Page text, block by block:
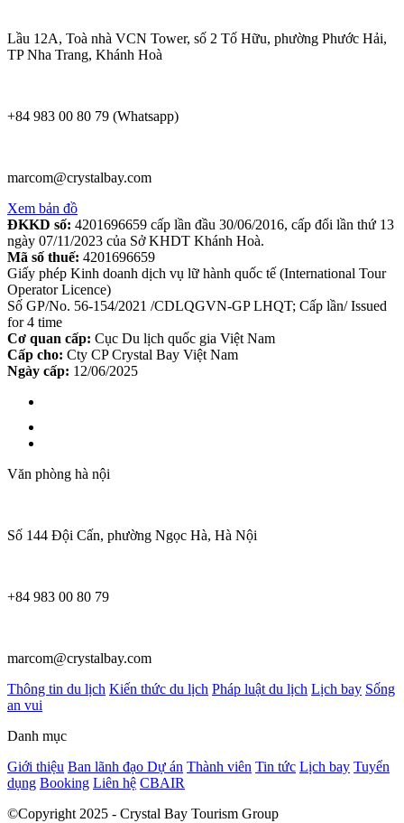
Lầu 12A, Toà nhà VCN Tower, số 2 Tố Hữu, phường Phước Hải,
TP Nha Trang, Khánh Hoà
+84 983 00 80 79 (Whatsapp)
marcom@crystalbay.com
Xem bản đồ
ĐKKD số: 4201696659 cấp lần đầu 30/06/2016, cấp đổi lần thứ 13
ngày 07/11/2023 của Sở KHDT Khánh Hoà.
Mã số thuế: 4201696659
Giấy phép Kinh doanh dịch vụ lữ hành quốc tế (International Tour
Operator Licence)
Số GP/No. 56-154/2021 /CDLQGVN-GP LHQT; Cấp lần/ Issued
for 4 time
Cơ quan cấp: Cục Du lịch quốc gia Việt Nam
Cấp cho: Cty CP Crystal Bay Việt Nam
Ngày cấp: 12/06/2025
Văn phòng hà nội
Số 144 Đội Cấn, phường Ngọc Hà, Hà Nội
+84 983 00 80 79
marcom@crystalbay.com
Thông tin du lịch Kiến thức du lịch Pháp luật du lịch Lịch bay Sống
an vui
Danh mục
Giới thiệu Ban lãnh đạo Dự án Thành viên Tin tức Lịch bay Tuyển
dụng Booking Liên hệ CBAIR
©Copyright 2025 - Crystal Bay Tourism Group